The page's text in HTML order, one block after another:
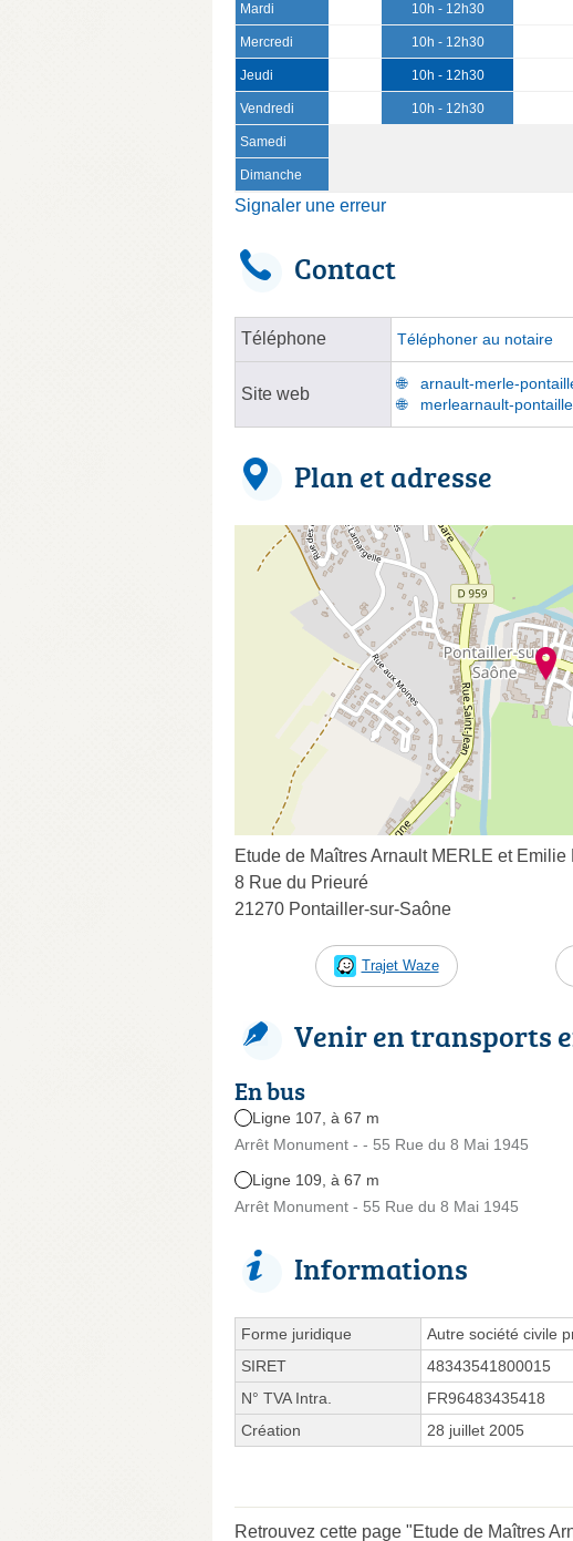
Mardi 10h - 12h30
Mercredi 10h - 12h30
Jeudi 10h - 12h30
Vendredi 10h - 12h30
Samedi
Dimanche
Signaler une erreur
Contact
Téléphone Téléphoner au notaire
Site web
arnault-merle-
merlearnault-
Plan et adresse
Etude de Maîtres Arnault MERLE et
8 Rue du Prieuré
21270 Pontailler-sur-Saône
Trajet Waze
Venir en transports
En bus
Ligne 107, à 67 m
Arrêt Monument - - 55 Rue du 8 Mai 1945
Ligne 109, à 67 m
Arrêt Monument - 55 Rue du 8 Mai 1945
Informations
Forme juridique
Autre société civile
SIRET
48343541800015
N° TVA Intra.
FR96483435418
Création
28 juillet 2005
Retrouvez cette page "Etude de Maîtres